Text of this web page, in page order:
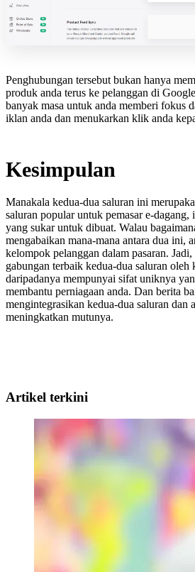
Penghubungan tersebut bukan hanya
produk anda terus ke pelanggan di
banyak masa untuk anda memberi fokus
iklan anda dan menukarkan klik anda
Kesimpulan
Manakala kedua-dua saluran ini
saluran popular untuk pemasar e-dagang,
yang sukar untuk dibuat. Walau
mengabaikan mana-mana antara dua ini,
kelompok pelanggan dalam pasaran.
gabungan terbaik kedua-dua saluran oleh
daripadanya mempunyai sifat uniknya
membantu perniagaan anda. Dan berita
mengintegrasikan kedua-dua saluran dan
meningkatkan mutunya.
Artikel terkini